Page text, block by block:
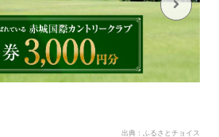
出典：ふるさとチョイス